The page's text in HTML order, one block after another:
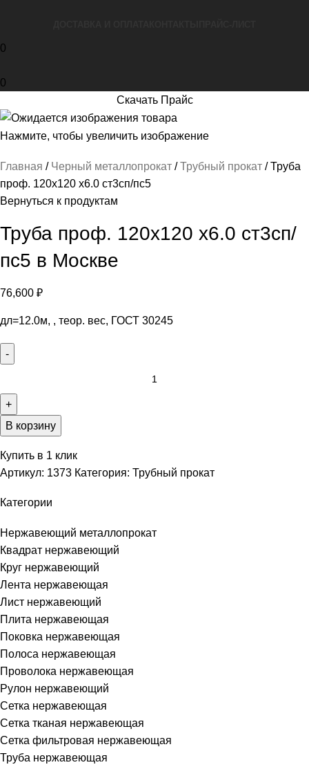
0
0
Скачать Прайс
Категории
Нержавеющий металлопрокат
Квадрат нержавеющий
Круг нержавеющий
Лента нержавеющая
Лист нержавеющий
Плита нержавеющая
Поковка нержавеющая
Полоса нержавеющая
Проволока нержавеющая
Рулон нержавеющий
Сетка нержавеющая
Сетка тканая нержавеющая
Сетка фильтровая нержавеющая
Труба нержавеющая
Нажмите, чтобы увеличить изображение
Главная Черный металлопрокат Трубный прокат
Труба
проф. 120х120 х6.0 ст3сп/пс5
Вернуться к продуктам
Труба проф. 120х120 х6.0 ст3сп/
пс5 в Москве
76,600 ₽
дл=12.0м, , теор. вес, ГОСТ 30245
В корзину
Купить в 1 клик
Артикул: 1373 Категория: Трубный прокат